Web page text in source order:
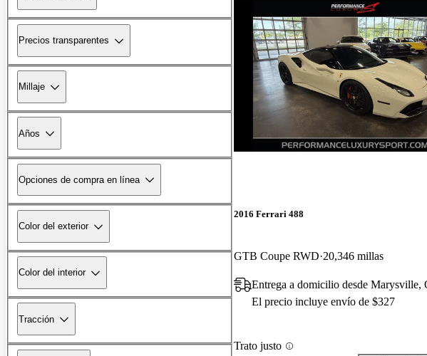
Precios transparentes
Millaje
Años
Opciones de compra en línea
Color del exterior
Color del interior
Tracción
2016 Ferrari 488
GTB Coupe RWD 20,346 millas
Entrega a domicilio desde Marysville,
El precio incluye envío de $327
Trato justo